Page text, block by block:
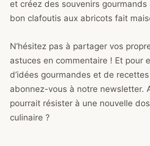
et créez des souvenirs gourmands
bon clafoutis aux abricots fait
N’hésitez pas à partager vos
astuces en commentaire ! Et pour
d’idées gourmandes et de
abonnez-vous à notre newsletter.
pourrait résister à une nouvelle
culinaire ?